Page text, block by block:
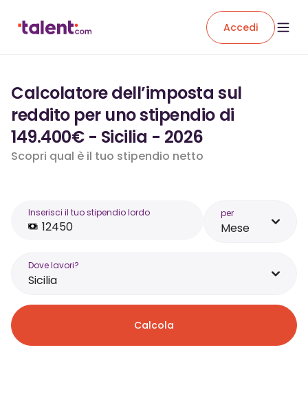
Accedi
Calcolatore dell’imposta sul
reddito per uno stipendio di
149.400€ - Sicilia - 2026
Scopri qual è il tuo stipendio netto
Inserisci il tuo stipendio lordo per
Mese
Dove lavori?
Sicilia
Calcola